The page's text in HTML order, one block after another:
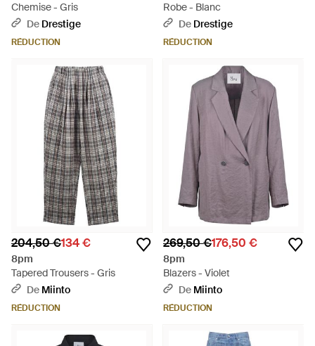
Chemise - Gris
De Drestige
RÉDUCTION
Robe - Blanc
De Drestige
RÉDUCTION
204,50 €134 €
8pm
Tapered Trousers - Gris
De Miinto
RÉDUCTION
269,50 €176,50 €
8pm
Blazers - Violet
De Miinto
RÉDUCTION